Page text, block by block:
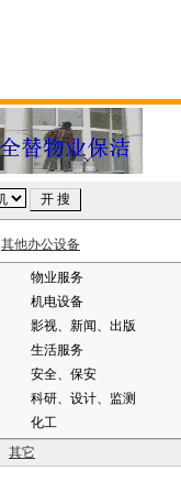
其他办公设备
物业服务
机电设备
影视、新闻、出版
生活服务
安全、保安
科研、设计、监测
化工
其它